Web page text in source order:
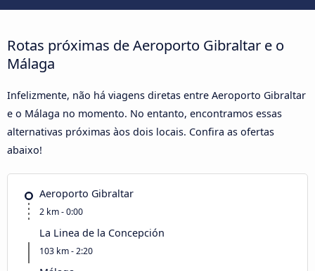
Rotas próximas de Aeroporto Gibraltar e o
Málaga
Infelizmente, não há viagens diretas entre Aeroporto Gibraltar
e o Málaga no momento. No entanto, encontramos essas
alternativas próximas àos dois locais. Confira as ofertas
abaixo!
Aeroporto Gibraltar
2 km - 0:00
La Linea de la Concepción
103 km - 2:20